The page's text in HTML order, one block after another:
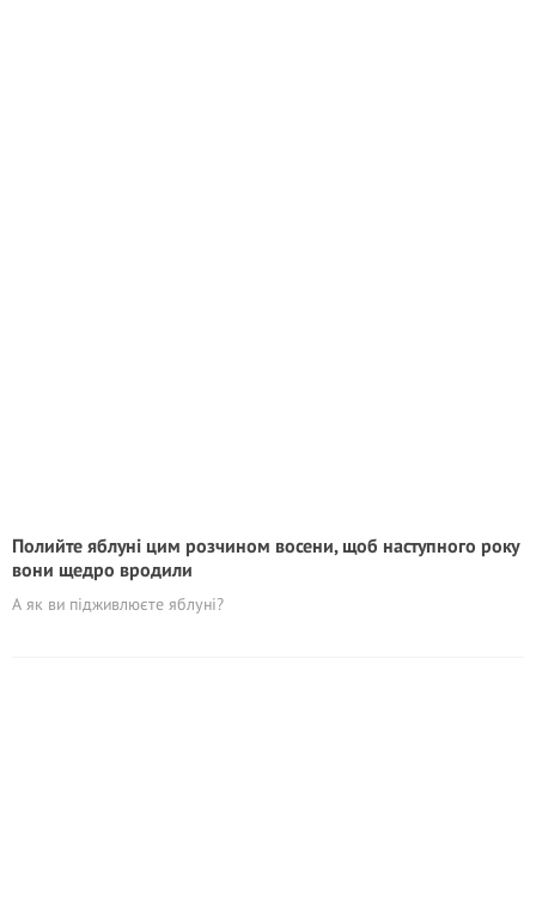
Полийте яблуні цим розчином восени, щоб наступного року
вони щедро вродили
А як ви пiдживлюєте яблуні?